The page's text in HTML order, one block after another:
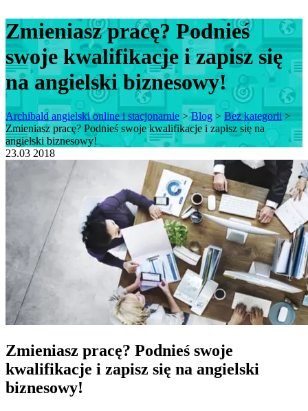
Zmieniasz pracę? Podnieś
swoje kwalifikacje i zapisz się
na angielski biznesowy!
Archibald angielski online i stacjonarnie >Blog > Bez kategorii>
Zmieniasz pracę? Podnieś swoje kwalifikacje i zapisz się na
angielski biznesowy!
23.03 2018
Zmieniasz pracę? Podnieś swoje
kwalifikacje i zapisz się na angielski
biznesowy!